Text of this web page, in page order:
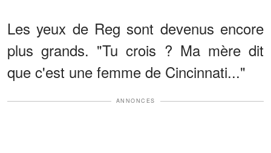
Les yeux de Reg sont devenus encore
plus grands. "Tu crois ? Ma mère dit
que c'est une femme de Cincinnati..."
ANNONCES